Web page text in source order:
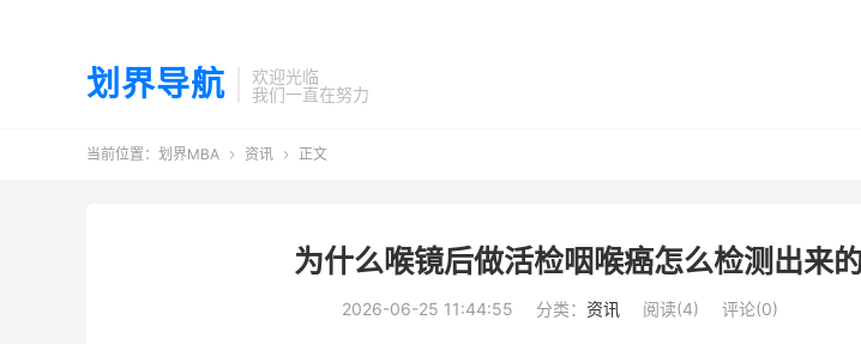
划界导航
欢迎光临
我们一直在努力
当前位置： 划界MBA  资讯  正文
为什么喉镜后做活检咽喉癌怎么检测出来
2026-06-25 11:44:55 分类： 资讯 阅读(4) 评论(0)